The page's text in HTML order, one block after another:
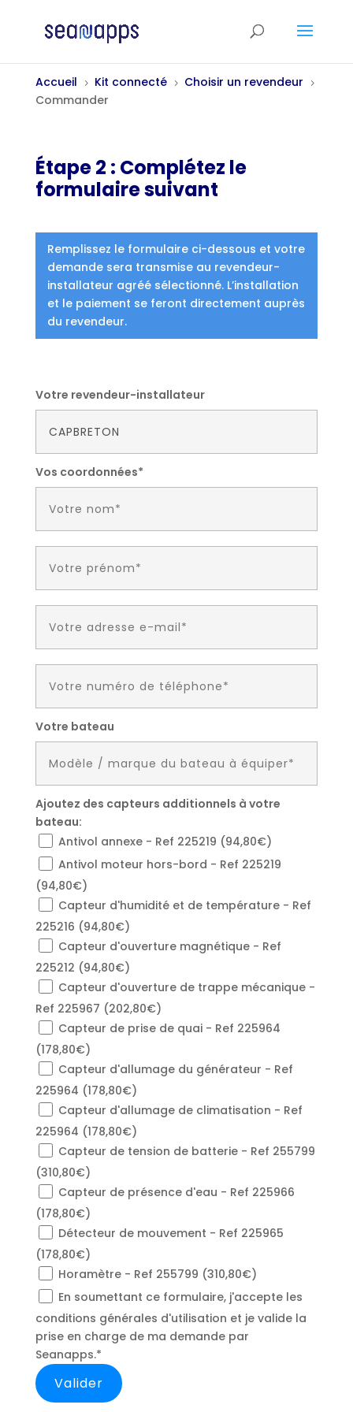
Accueil 5 Kit connecté 5 Choisir un revendeur 5
Commander
Étape 2 : Complétez le
formulaire suivant
Remplissez le formulaire ci-dessous et votre
demande sera transmise au revendeur-
installateur agréé sélectionné. L’installation
et le paiement se feront directement auprès
du revendeur.
Votre revendeur-installateur
Vos coordonnées*
Votre bateau
Ajoutez des capteurs additionnels à votre
bateau:
Antivol annexe - Ref 225219 (94,80€)
Antivol moteur hors-bord - Ref 225219
(94,80€)
Capteur d'humidité et de température - Ref
225216 (94,80€)
Capteur d'ouverture magnétique - Ref
225212 (94,80€)
Capteur d'ouverture de trappe mécanique -
Ref 225967 (202,80€)
Capteur de prise de quai - Ref 225964
(178,80€)
Capteur d'allumage du générateur - Ref
225964 (178,80€)
Capteur d'allumage de climatisation - Ref
225964 (178,80€)
Capteur de tension de batterie - Ref 255799
(310,80€)
Capteur de présence d'eau - Ref 225966
(178,80€)
Détecteur de mouvement - Ref 225965
(178,80€)
Horamètre - Ref 255799 (310,80€)
En soumettant ce formulaire, j'accepte les
conditions générales d'utilisation et je valide la
prise en charge de ma demande par
Seanapps.*